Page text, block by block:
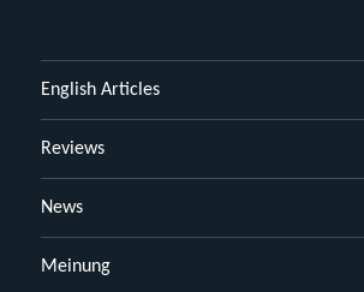
English Articles
Reviews
News
Meinung